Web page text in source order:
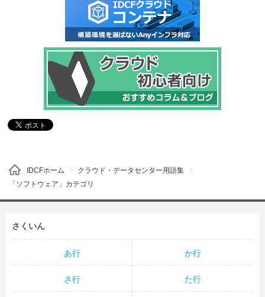
IDCFホーム
クラウド・データセンター用語集
「ソフトウェア」カテゴリ
さくいん
あ行 か行
さ行 た行